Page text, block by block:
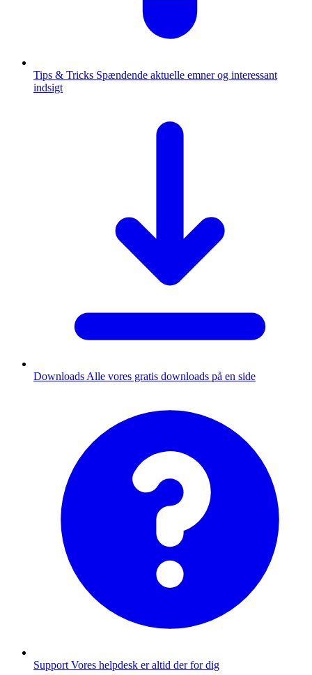
Tips & Tricks Spændende aktuelle emner og interessant
indsigt
Downloads Alle vores gratis downloads på en side
Support Vores helpdesk er altid der for dig